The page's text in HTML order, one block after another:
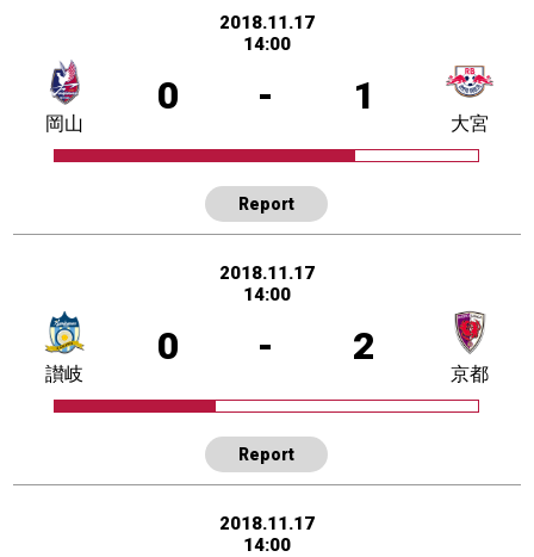
2018.11.17
14:00
0 - 1
岡山 大宮
Report
2018.11.17
14:00
0 - 2
讃岐 京都
Report
2018.11.17
14:00